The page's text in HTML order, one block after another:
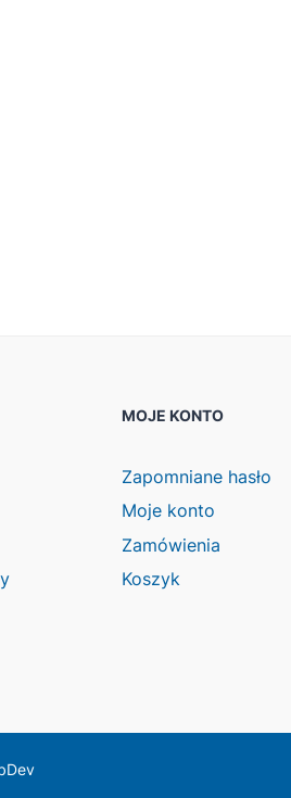
MOJE KONTO
Zapomniane hasło
Moje konto
Zamówienia
Koszyk